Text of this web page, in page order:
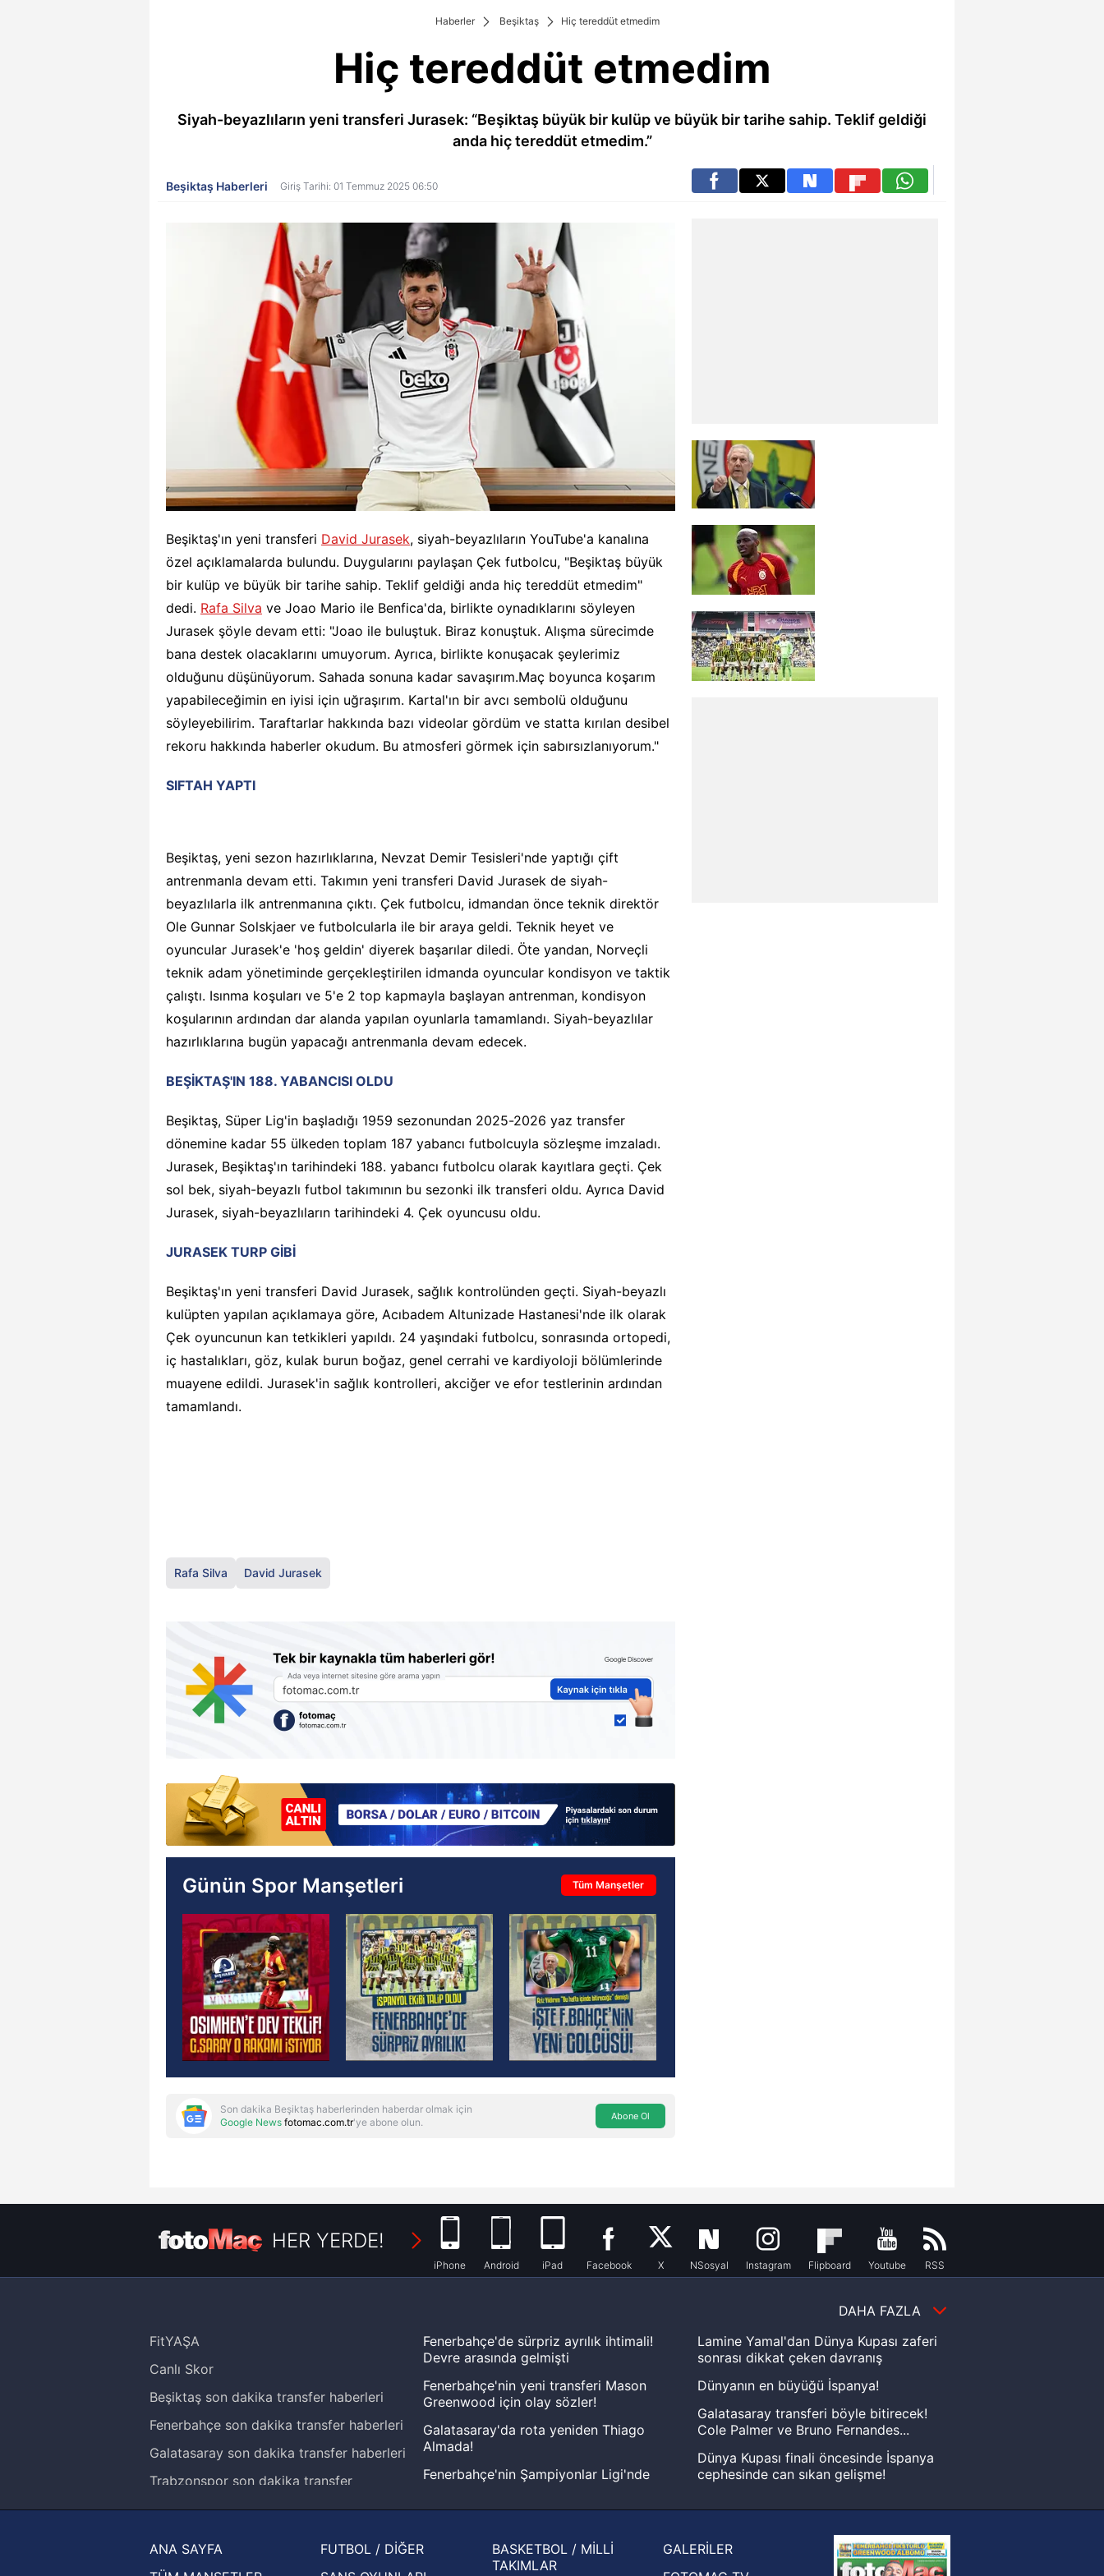
Haberler Beşiktaş Hiç tereddüt etmedim
Hiç tereddüt etmedim
Siyah-beyazlıların yeni transferi Jurasek: “Beşiktaş büyük bir kulüp ve büyük bir tarihe sahip. Teklif geldiği
anda hiç tereddüt etmedim.”
Beşiktaş Haberleri Giriş Tarihi: 01 Temmuz 2025 06:50
Beşiktaş'ın yeni transferi David Jurasek, siyah-beyazlıların YouTube'a kanalına
özel açıklamalarda bulundu. Duygularını paylaşan Çek futbolcu, "Beşiktaş büyük
bir kulüp ve büyük bir tarihe sahip. Teklif geldiği anda hiç tereddüt etmedim"
dedi. Rafa Silva ve Joao Mario ile Benfica'da, birlikte oynadıklarını söyleyen
Jurasek şöyle devam etti: "Joao ile buluştuk. Biraz konuştuk. Alışma sürecimde
bana destek olacaklarını umuyorum. Ayrıca, birlikte konuşacak şeylerimiz
olduğunu düşünüyorum. Sahada sonuna kadar savaşırım.Maç boyunca koşarım
yapabileceğimin en iyisi için uğraşırım. Kartal'ın bir avcı sembolü olduğunu
söyleyebilirim. Taraftarlar hakkında bazı videolar gördüm ve statta kırılan desibel
rekoru hakkında haberler okudum. Bu atmosferi görmek için sabırsızlanıyorum."
SIFTAH YAPTI
Beşiktaş, yeni sezon hazırlıklarına, Nevzat Demir Tesisleri'nde yaptığı çift
antrenmanla devam etti. Takımın yeni transferi David Jurasek de siyah-
beyazlılarla ilk antrenmanına çıktı. Çek futbolcu, idmandan önce teknik direktör
Ole Gunnar Solskjaer ve futbolcularla ile bir araya geldi. Teknik heyet ve
oyuncular Jurasek'e 'hoş geldin' diyerek başarılar diledi. Öte yandan, Norveçli
teknik adam yönetiminde gerçekleştirilen idmanda oyuncular kondisyon ve taktik
çalıştı. Isınma koşuları ve 5'e 2 top kapmayla başlayan antrenman, kondisyon
koşularının ardından dar alanda yapılan oyunlarla tamamlandı. Siyah-beyazlılar
hazırlıklarına bugün yapacağı antrenmanla devam edecek.
BEŞİKTAŞ'IN 188. YABANCISI OLDU
Beşiktaş, Süper Lig'in başladığı 1959 sezonundan 2025-2026 yaz transfer
dönemine kadar 55 ülkeden toplam 187 yabancı futbolcuyla sözleşme imzaladı.
Jurasek, Beşiktaş'ın tarihindeki 188. yabancı futbolcu olarak kayıtlara geçti. Çek
sol bek, siyah-beyazlı futbol takımının bu sezonki ilk transferi oldu. Ayrıca David
Jurasek, siyah-beyazlıların tarihindeki 4. Çek oyuncusu oldu.
JURASEK TURP GİBİ
Beşiktaş'ın yeni transferi David Jurasek, sağlık kontrolünden geçti. Siyah-beyazlı
kulüpten yapılan açıklamaya göre, Acıbadem Altunizade Hastanesi'nde ilk olarak
Çek oyuncunun kan tetkikleri yapıldı. 24 yaşındaki futbolcu, sonrasında ortopedi,
iç hastalıkları, göz, kulak burun boğaz, genel cerrahi ve kardiyoloji bölümlerinde
muayene edildi. Jurasek'in sağlık kontrolleri, akciğer ve efor testlerinin ardından
tamamlandı.
Rafa Silva David Jurasek
Günün Spor Manşetleri Tüm Manşetler
Son dakika Beşiktaş haberlerinden haberdar olmak için
Google News fotomac.com.tr'ye abone olun. Abone Ol
HER YERDE!
iPhone Android iPad Facebook X NSosyal Instagram Flipboard Youtube RSS
DAHA FAZLA
FitYAŞA
Canlı Skor
Beşiktaş son dakika transfer haberleri
Fenerbahçe son dakika transfer haberleri
Galatasaray son dakika transfer haberleri
Trabzonspor son dakika transfer
Ziraat Türkiye Kupası haberleri
Fenerbahçe'de sürpriz ayrılık ihtimali!
Devre arasında gelmişti
Fenerbahçe'nin yeni transferi Mason
Greenwood için olay sözler!
Galatasaray'da rota yeniden Thiago
Almada!
Fenerbahçe'nin Şampiyonlar Ligi'nde
Zabrze'yi elerlerse...
basından gündem olan manşetler!
Lamine Yamal'dan Dünya Kupası zaferi
sonrası dikkat çeken davranış
Dünyanın en büyüğü İspanya!
Galatasaray transferi böyle bitirecek!
Cole Palmer ve Bruno Fernandes...
Dünya Kupası finali öncesinde İspanya
cephesinde can sıkan gelişme!
Hernan Crespo, Meksika Ligi
ekiplerinden Atlas'ın yeni teknik direktörü
ANA SAYFA
FUTBOL / DİĞER
BASKETBOL / MİLLİ
TAKIMLAR
GALERİLER